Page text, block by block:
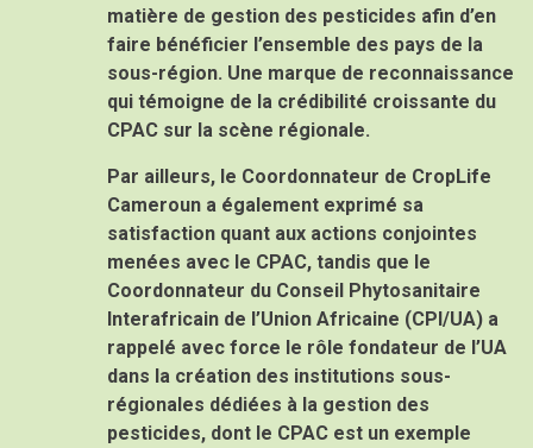
matière de gestion des pesticides afin d’en
faire bénéficier l’ensemble des pays de la
sous-région. Une marque de reconnaissance
qui témoigne de la crédibilité croissante du
CPAC sur la scène régionale.
Par ailleurs, le Coordonnateur de CropLife
Cameroun a également exprimé sa
satisfaction quant aux actions conjointes
menées avec le CPAC, tandis que le
Coordonnateur du Conseil Phytosanitaire
Interafricain de l’Union Africaine (CPI/UA) a
rappelé avec force le rôle fondateur de l’UA
dans la création des institutions sous-
régionales dédiées à la gestion des
pesticides, dont le CPAC est un exemple